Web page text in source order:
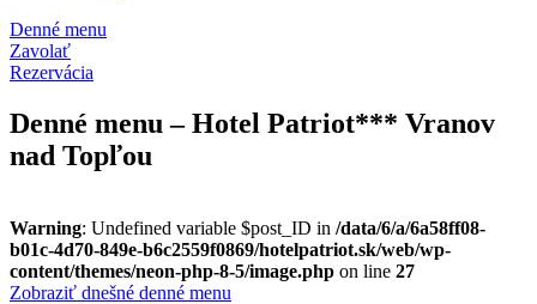
Denné menu
Zavolať
Rezervácia
Denné menu – Hotel Patriot*** Vranov
nad Topľou
Warning: Undefined variable $post_ID in /data/6/a/6a58ff08-
b01c-4d70-849e-b6c2559f0869/hotelpatriot.sk/web/wp-
content/themes/neon-php-8-5/image.php on line 27
Zobraziť dnešné denné menu